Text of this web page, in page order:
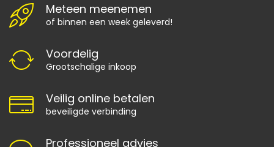
Meteen meenemen
of binnen een week geleverd!
Voordelig
Grootschalige inkoop
Veilig online betalen
beveiligde verbinding
Professioneel advies